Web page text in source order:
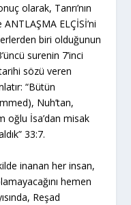
olarak, Tanrı’nın
ELÇİSİ’ni
biri olduğunun
surenin 7’inci
sözü veren
“Bütün
Nuh’tan,
oğlu İsa’dan misak
33:7.
inanan her insan,
hemen
Reşad